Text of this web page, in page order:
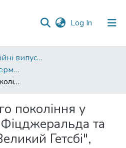
Log In (current)
01. Кваліфікаційні випускні роботи здобувачів вищої освіти
Факультет романо-германської філології
Герої повоєнного покоління у творчості Ф. С. Фіцджеральда та Е. Хемінгуея ("Великий Гетсбі", "Фієста")
покоління у
та
Гетсбі",